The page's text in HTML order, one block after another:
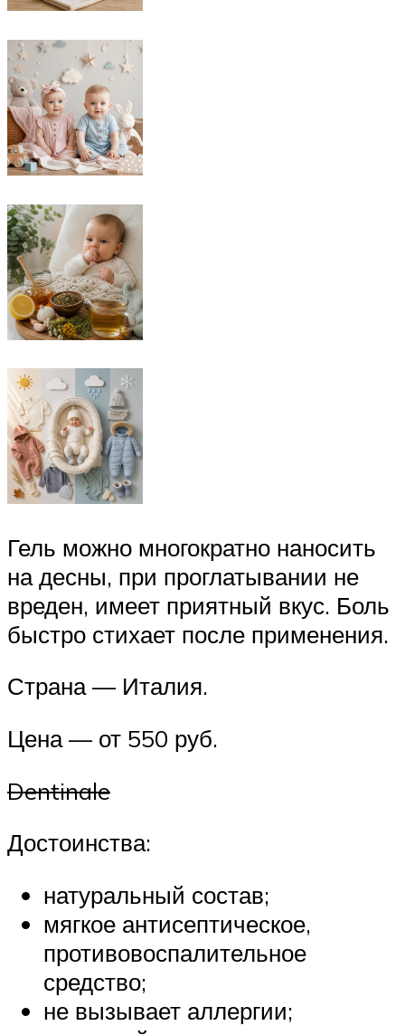
Гель можно многократно наносить
на десны, при проглатывании не
вреден, имеет приятный вкус. Боль
быстро стихает после применения.
Страна — Италия.
Цена — от 550 руб.
Dentinale
Достоинства:
натуральный состав;
мягкое антисептическое,
противовоспалительное
средство;
не вызывает аллергии;